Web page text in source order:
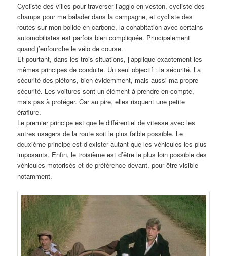
Cycliste des villes pour traverser l’agglo en veston, cycliste des
champs pour me balader dans la campagne, et cycliste des
routes sur mon bolide en carbone, la cohabitation avec certains
automobilistes est parfois bien compliquée. Principalement
quand j’enfourche le vélo de course.
Et pourtant, dans les trois situations, j’applique exactement les
mêmes principes de conduite. Un seul objectif : la sécurité. La
sécurité des piétons, bien évidemment, mais aussi ma propre
sécurité. Les voitures sont un élément à prendre en compte,
mais pas à protéger. Car au pire, elles risquent une petite
éraflure.
Le premier principe est que le différentiel de vitesse avec les
autres usagers de la route soit le plus faible possible. Le
deuxième principe est d’exister autant que les véhicules les plus
imposants. Enfin, le troisième est d’être le plus loin possible des
véhicules motorisés et de préférence devant, pour être visible
notamment.